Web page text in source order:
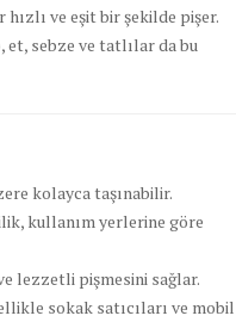
ve eşit bir şekilde pişer.
et, sebze ve tatlılar da bu
kolayca taşınabilir.
kullanım yerlerine göre
lezzetli pişmesini sağlar.
sokak satıcıları ve mobil